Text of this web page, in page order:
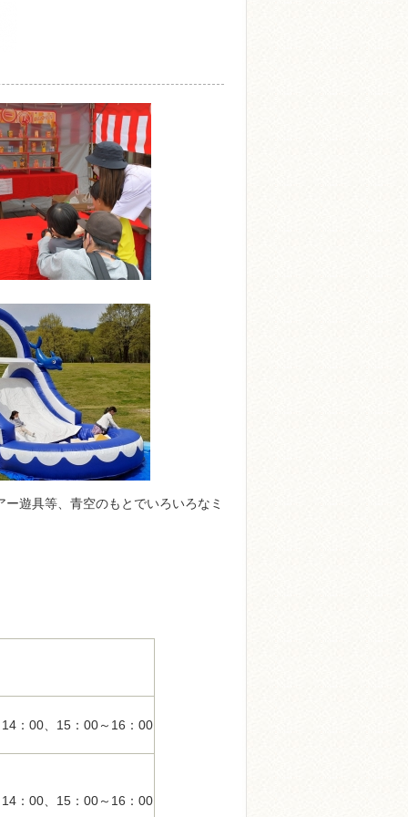
遊具等、青空のもとでいろいろなミ
：00、15：00～16：00
：00、15：00～16：00